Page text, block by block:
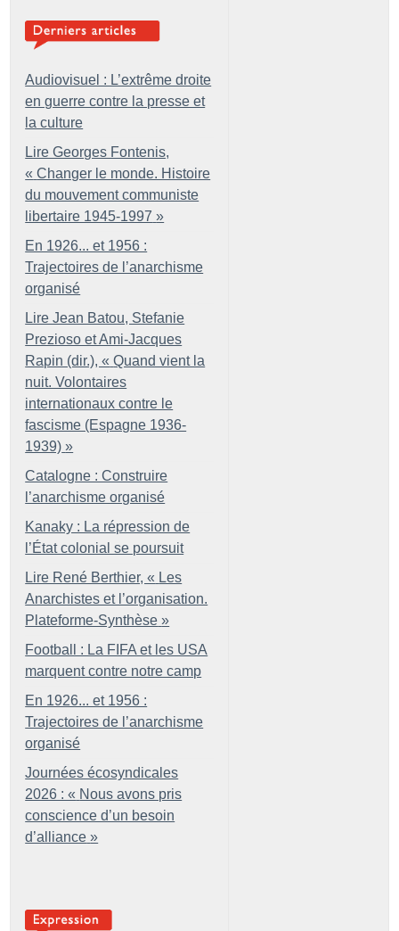
Audiovisuel : L’extrême droite
en guerre contre la presse et
la culture
Lire Georges Fontenis,
« Changer le monde. Histoire
du mouvement communiste
libertaire 1945-1997 »
En 1926... et 1956 :
Trajectoires de l’anarchisme
organisé
Lire Jean Batou, Stefanie
Prezioso et Ami-Jacques
Rapin (dir.), « Quand vient la
nuit. Volontaires
internationaux contre le
fascisme (Espagne 1936-
1939) »
Catalogne : Construire
l’anarchisme organisé
Kanaky : La répression de
l’État colonial se poursuit
Lire René Berthier, « Les
Anarchistes et l’organisation.
Plateforme-Synthèse »
Football : La FIFA et les USA
marquent contre notre camp
En 1926... et 1956 :
Trajectoires de l’anarchisme
organisé
Journées écosyndicales
2026 : « Nous avons pris
conscience d’un besoin
d’alliance »